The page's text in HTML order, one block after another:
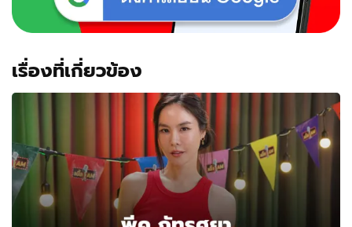
เรื่องที่เกี่ยวข้อง